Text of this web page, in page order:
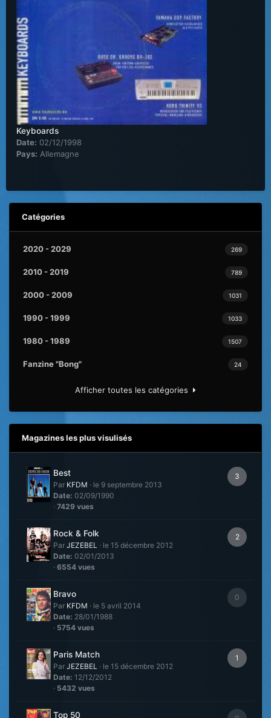
Keyboards
Date: 02/12/1998
Pays: Allemagne
Catégories
269
2020 - 2029
789
2010 - 2019
1031
2000 - 2009
1033
1990 - 1999
1507
1980 - 1989
24
Fanzine "Bong"
Afficher toutes les catégories
Magazines les plus visulisés
3
Best
Par KFDM · le 9 septembre 2013
Date: 02/09/1990
· 7429 vues
2
Rock & Folk
Par JEZEBEL · le 15 décembre 2012
Date: 02/01/2013
· 6554 vues
0
Bravo
Par KFDM · le 5 avril 2014
Date: 28/01/1988
· 5754 vues
1
Paris Match
Par JEZEBEL · le 15 décembre 2012
Date: 12/12/2012
· 5432 vues
Top 50